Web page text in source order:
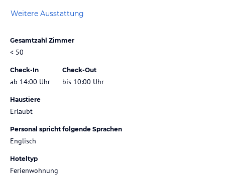
Weitere Ausstattung
Gesamtzahl Zimmer
< 50
Check-In
ab 14:00 Uhr
Check-Out
bis 10:00 Uhr
Haustiere
Erlaubt
Personal spricht folgende Sprachen
Englisch
Hoteltyp
Ferienwohnung